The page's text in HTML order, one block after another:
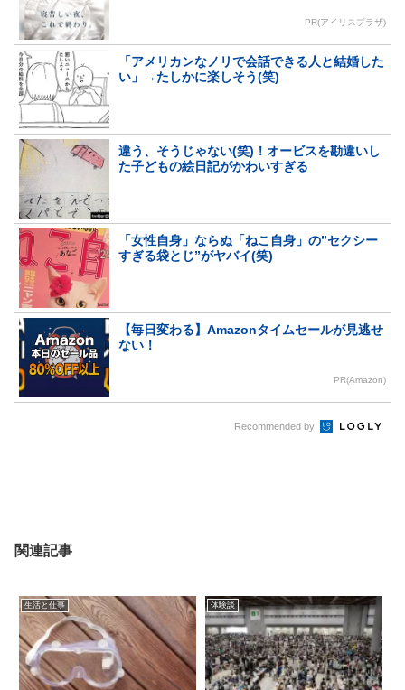
PR(アイリスプラザ)
「アメリカンなノリで会話できる人と結婚した
い」→たしかに楽しそう(笑)
違う、そうじゃない(笑)！オービスを勘違いし
た子どもの絵日記がかわいすぎる
「女性自身」ならぬ「ねこ自身」の”セクシー
すぎる袋とじ”がヤバイ(笑)
【毎日変わる】Amazonタイムセールが見逃せ
ない！
PR(Amazon)
Recommended by
関連記事
生活と仕事 体験談